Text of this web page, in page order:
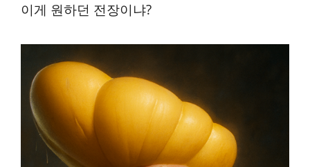
이게 원하던 전장이냐?